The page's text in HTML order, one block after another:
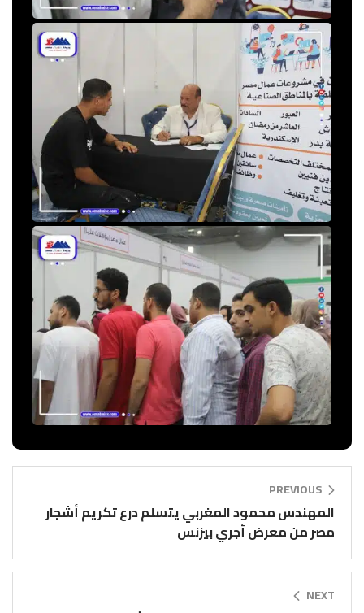
PREVIOUS
المهندس محمود المغربي يتسلم درع تكريم أشجار
مصر من معرض أجري بيزنس
NEXT